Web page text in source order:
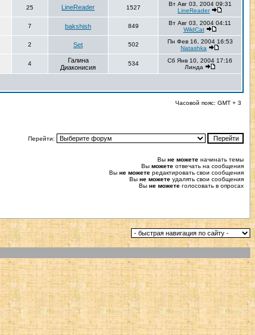
25 LineReader 1527
Вт Авг 03, 2004 09:31
LineReader
7 bakshish 849
Вт Авг 03, 2004 04:11
WildCat
2 Set 502
Пн Фев 16, 2004 16:53
Natashka
4
Галина
Диаконисия
534
Сб Янв 10, 2004 17:16
Линда
Часовой пояс: GMT + 3
Перейти:
Вы не можете начинать темы
Вы можете отвечать на сообщения
Вы не можете редактировать свои сообщения
Вы не можете удалять свои сообщения
Вы не можете голосовать в опросах